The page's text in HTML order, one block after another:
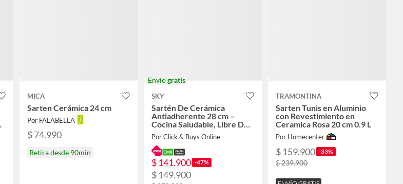
MICA
Sarten Cerámica 24 cm
Por FALABELLA
$ 74.990
Retira desde 90min
Envíogratis
SKY
Sartén De Cerámica
Antiadherente 28 cm –
Cocina Saludable, Libre De
PFOA
Por Click & Buys Online
$ 141.900 -47%
$ 149.900
TRAMONTINA
Sarten Tunis en Aluminio
con Revestimiento en
Ceramica Rosa 20 cm 0.9 L
Por Homecenter
$ 159.900 -33%
$ 239.900